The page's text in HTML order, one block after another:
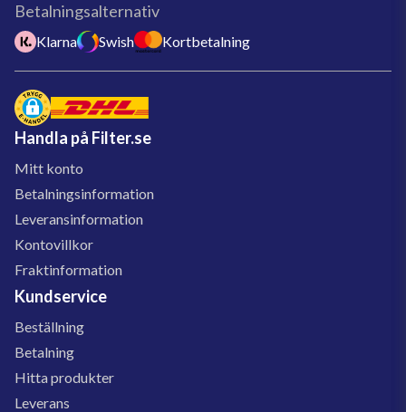
Betalningsalternativ
Klarna Swish Kortbetalning
Handla på Filter.se
Mitt konto
Betalningsinformation
Leveransinformation
Kontovillkor
Fraktinformation
Kundservice
Beställning
Betalning
Hitta produkter
Leverans